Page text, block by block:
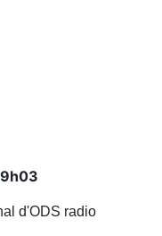
d'ODS radio